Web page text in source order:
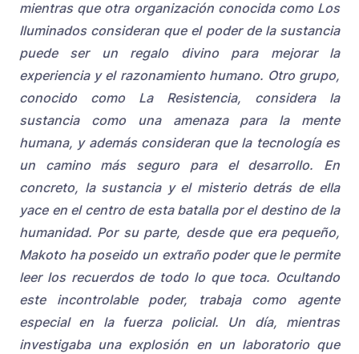
mientras que otra organización conocida como Los
Iluminados consideran que el poder de la sustancia
puede ser un regalo divino para mejorar la
experiencia y el razonamiento humano. Otro grupo,
conocido como La Resistencia, considera la
sustancia como una amenaza para la mente
humana, y además consideran que la tecnología es
un camino más seguro para el desarrollo. En
concreto, la sustancia y el misterio detrás de ella
yace en el centro de esta batalla por el destino de la
humanidad. Por su parte, desde que era pequeño,
Makoto ha poseido un extraño poder que le permite
leer los recuerdos de todo lo que toca. Ocultando
este incontrolable poder, trabaja como agente
especial en la fuerza policial. Un día, mientras
investigaba una explosión en un laboratorio que